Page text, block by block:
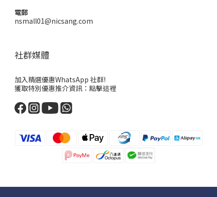
電郵
nsmall01@nicsang.com
社群媒體
加入精選優惠WhatsApp 社群!
獲取特別優惠推介資訊： 點擊這裡